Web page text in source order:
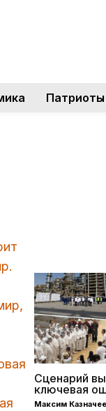
Патриоты
Сценарий
ключевая
Максим